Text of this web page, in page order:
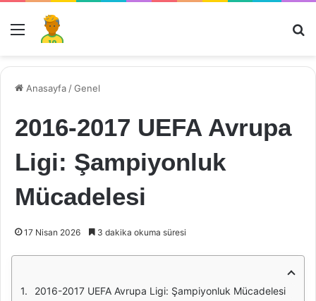
Menü
Anasayfa /Genel
2016-2017 UEFA Avrupa
Ligi: Şampiyonluk
Mücadelesi
17 Nisan 2026 3 dakika okuma süresi
2016-2017 UEFA Avrupa Ligi: Şampiyonluk Mücadelesi